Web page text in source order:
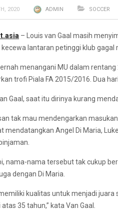
2020 ADMIN SOCCER
– Louis van Gaal masih
kecewa lantaran petinggi klub
menangani MU dalam
trofi Piala FA 2015/2016. Dua
Gaal, saat itu dirinya kurang
tak mau mendengarkan
mendatangkan Angel Di Maria,
nama-nama tersebut tak cukup
dengan Di Maria.
kualitas untuk menjadi
35 tahun,” kata Van Gaal